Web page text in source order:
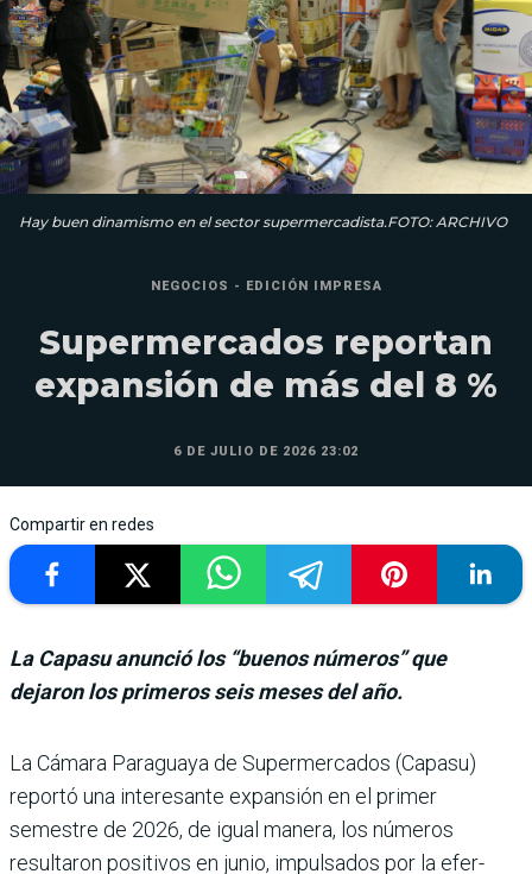
Hay buen dinamismo en el sector supermercadista.FOTO: ARCHIVO
NEGOCIOS - EDICIÓN IMPRESA
Supermercados reportan
expansión de más del 8 %
6 DE JULIO DE 2026 23:02
Compartir en redes
La Capasu anunció los “buenos números” que
dejaron los primeros seis meses del año.
La Cámara Paraguaya de Supermercados (Capasu)
reportó una interesante expansión en el primer
semestre de 2026, de igual manera, los núme­ros
resultaron positivos en junio, impulsados por la efer­